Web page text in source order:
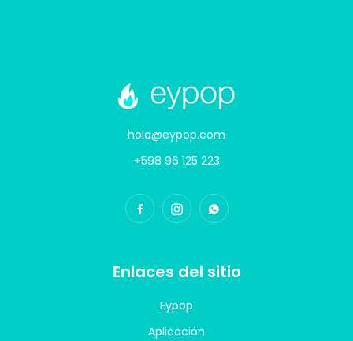
hola@eypop.com
+598 96 125 223
Enlaces del sitio
Eypop
Aplicación